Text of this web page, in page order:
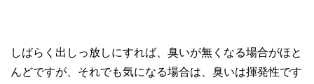
しばらく出しっ放しにすれば、臭いが無くなる場合がほと
んどですが、それでも気になる場合は、臭いは揮発性です